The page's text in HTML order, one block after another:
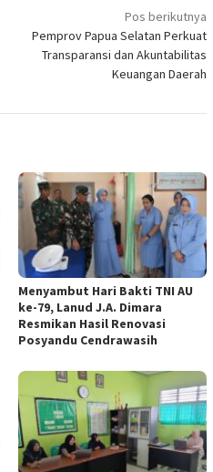
Pos berikutnya
Pemprov Papua Selatan Perkuat
Transparansi dan Akuntabilitas
Keuangan Daerah
Menyambut Hari Bakti TNI AU
ke-79, Lanud J.A. Dimara
Resmikan Hasil Renovasi
Posyandu Cendrawasih